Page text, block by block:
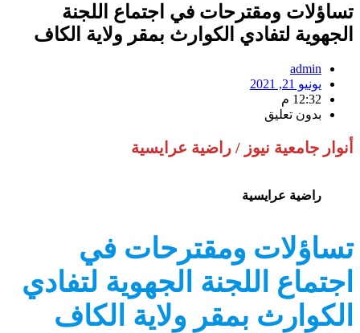
تساؤلات ومقترحات في اجتماع اللجنة
الجهوية لتفادي الكوارث بمقر ولاية الكاف
admin
يونيو 21, 2021
12:32 م
بدون تعليق
أنوار جامعية نيوز / راضية عرايسية
راضية عرايسية
تساؤلات ومقترحات في
اجتماع اللجنة الجهوية لتفادي
الكوارث بمقر ولاية الكاف